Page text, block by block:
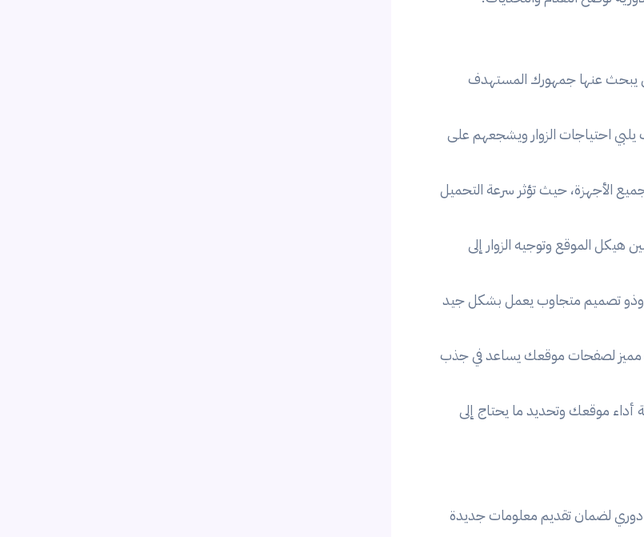
يبحث عنها جمهورك المستهدف
احتياجات الزوار ويشجعهم على
الأجهزة، حيث تؤثر سرعة التحميل
هيكل الموقع وتوجيه الزوار إلى
تصميم متجاوب يعمل بشكل جيد
لصفحات موقعك يساعد في جذب
موقعك وتحديد ما يحتاج إلى
لضمان تقديم معلومات جديدة